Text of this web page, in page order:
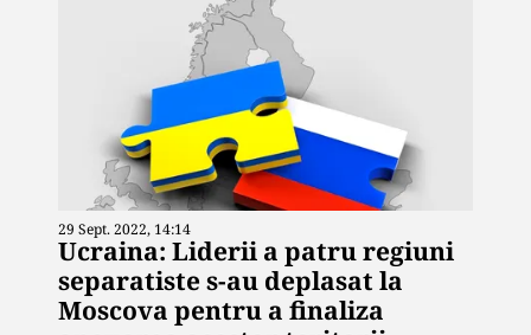
29 Sept. 2022, 14:14
Ucraina: Liderii a patru regiuni
separatiste s-au deplasat la
Moscova pentru a finaliza